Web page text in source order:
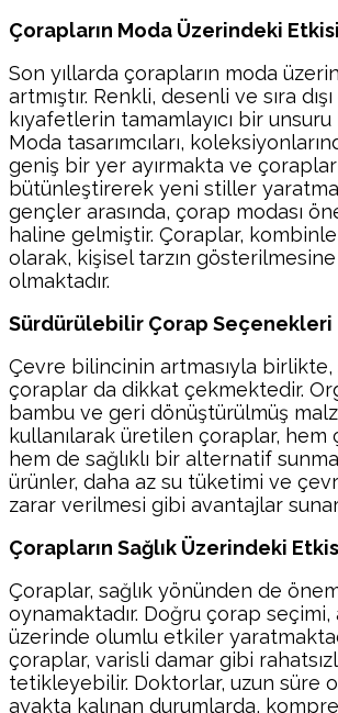
Çorapların Moda Üzerindeki Etkisi
Son yıllarda çorapların moda
artmıştır. Renkli, desenli ve sıra
kıyafetlerin tamamlayıcı bir
Moda tasarımcıları,
geniş bir yer ayırmakta ve
bütünleştirerek yeni stiller
gençler arasında, çorap modası
haline gelmiştir. Çoraplar,
olarak, kişisel tarzın gösterilmesine
olmaktadır.
Sürdürülebilir Çorap Seçenekleri
Çevre bilincinin artmasıyla
çoraplar da dikkat çekmektedir.
bambu ve geri dönüştürülmüş
kullanılarak üretilen çoraplar, hem
hem de sağlıklı bir alternatif
ürünler, daha az su tüketimi ve
zarar verilmesi gibi avantajlar
Çorapların Sağlık Üzerindeki
Çoraplar, sağlık yönünden de
oynamaktadır. Doğru çorap seçimi,
üzerinde olumlu etkiler
çoraplar, varisli damar gibi
tetikleyebilir. Doktorlar, uzun süre
ayakta kalınan durumlarda,